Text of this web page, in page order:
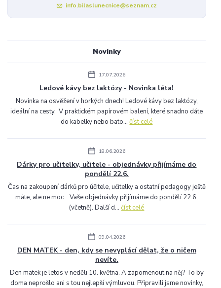
info.bilaslunecnice@seznam.cz
Novinky
17.07.2026
Ledové kávy bez laktózy - Novinka léta!
Novinka na osvěžení v horkých dnech! Ledové kávy bez laktózy,
ideální na cesty. V praktickém papírovém balení, které snadno dáte
do kabelky nebo bato...číst celé
18.06.2026
Dárky pro učitelky, učitele - objednávky přijímáme do
pondělí 22.6.
Čas na zakoupení dárků pro účitele, učitelky a ostatní pedagogy ještě
máte, ale ne moc... Vaše objednávky přijímáme do pondělí 22.6.
(včetně). Další d...číst celé
09.04.2026
DEN MATEK - den, kdy se nevyplácí dělat, že o ničem
nevíte.
Den matek je letos v neděli 10. května. A zapomenout na něj? To by
doma neprošlo ani s tou nejlepší výmluvou. Připravili jsme novinky,